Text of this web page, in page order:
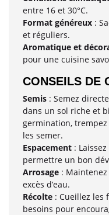
entre 16 et 30°C.
Format généreux :
et réguliers.
Aromatique et
pour une cuisine
CONSEILS DE
Semis : Semez
dans un sol riche et
germination, trempez
les semer.
Espacement :
permettre un bon
Arrosage :
excès d’eau.
Récolte : Cueillez les
besoins pour